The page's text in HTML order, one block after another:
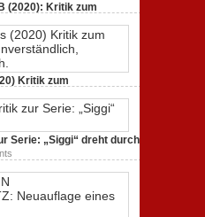
(2020): Kritik zum
durch ein
Kritik zum
Serie: „Siggi“ dreht durch